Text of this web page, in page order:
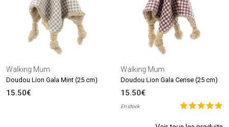
Walking Mum
Doudou Lion Gala Mint (25 cm)
15.50€
Walking Mum
Doudou Lion Gala Cerise (25 cm)
15.50€
En stock